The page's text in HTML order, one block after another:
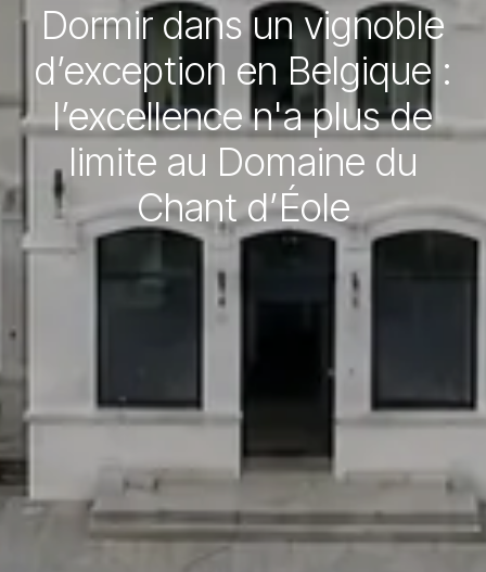
Dormir dans un vignoble
d’exception en Belgique :
l’excellence n'a plus de
limite au Domaine du
Chant d’Éole